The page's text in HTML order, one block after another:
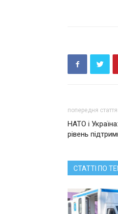
попередня стаття
НАТО і
рівень
СТАТТІ ПО